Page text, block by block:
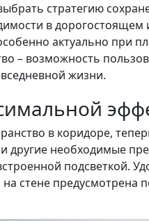
стратегию
в дорогостоящем
актуально при
– возможность
жизни.
в коридоре,
другие необходимые
подсветкой.
стене предусмотрена